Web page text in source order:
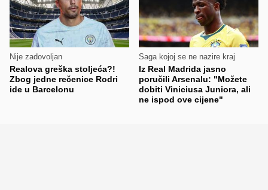
Nije zadovoljan
Realova greška stoljeća?!
Zbog jedne rečenice Rodri
ide u Barcelonu
Saga kojoj se ne nazire kraj
Iz Real Madrida jasno
poručili Arsenalu: "Možete
dobiti Viniciusa Juniora, ali
ne ispod ove cijene"